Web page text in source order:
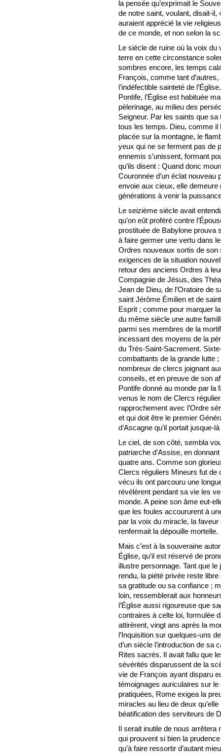
la pensée qu’exprimait le
de notre saint, voulant, disait-
auraient apprécié la vie
de ce monde, et non selon la
Le siècle de ruine où la voix du
terre en cette circonstance
sombres encore, les temps
François, comme tant
l’indéfectible sainteté de
Pontife, l’Église est habituée
pèlerinage, au milieu des
Seigneur. Par les saints que
tous les temps. Dieu, comme il
placée sur la montagne, le
yeux qui ne se ferment pas de
ennemis s’unissent, formant
qu’ils disent : Quand donc
Couronnée d’un éclat nouveau
envoie aux cieux, elle
générations à venir la
Le seizième siècle avait
qu’on eût proféré contre
prostituée de Babylone prouva
à faire germer une vertu dans
Ordres nouveaux sortis de son
exigences de la situation
retour des anciens Ordres à
Compagnie de Jésus, des
Jean de Dieu, de l’Oratoire de
saint Jérôme Émilien et de
Esprit ; comme pour marquer
du même siècle une autre
parmi ses membres de la
incessant des moyens de la
du Très-Saint-Sacrement.
combattants de la grande lutte
nombreux de clercs joignant
conseils, et en preuve de son
Pontife donné au monde par
venus le nom de Clercs
rapprochement avec l’Ordre
et qui doit être le premier
d’Ascagne qu’il portait jusque-
Le ciel, de son côté, sembla
patriarche d’Assise, en
quatre ans. Comme son
Clercs réguliers Mineurs fut de
vécu ils ont parcouru une
révélèrent pendant sa vie les
monde. A peine son âme eut-
que les foules accoururent à
par la voix du miracle, la
renfermait la dépouille mortelle.
Mais c’est à la souveraine
Église, qu’il est réservé de
illustre personnage. Tant que
rendu, la piété privée reste
sa gratitude ou sa confiance ;
loin, ressemblerait aux
l’Église aussi rigoureuse que
contraires à celte loi, formulée
attirèrent, vingt ans après la
l’Inquisition sur quelques-uns
d’un siècle l’introduction de sa
Rites sacrés. Il avait fallu que
sévérités disparussent de la
vie de François ayant disparu
témoignages auriculaires sur
pratiquées, Rome exigea la
miracles au lieu de deux
béatification des serviteurs de
Il serait inutile de nous
qui prouvent si bien la
qu’à faire ressortir d’autant